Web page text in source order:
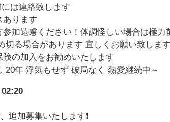
は連絡致します
あります
加遠慮ください！体調怪しい場合は極力
切る場合があります 宜しくお願い致します
険の加入をお勧めいたします
年 浮気もせず 破局なく 熱愛継続中～
追加募集いたします❗